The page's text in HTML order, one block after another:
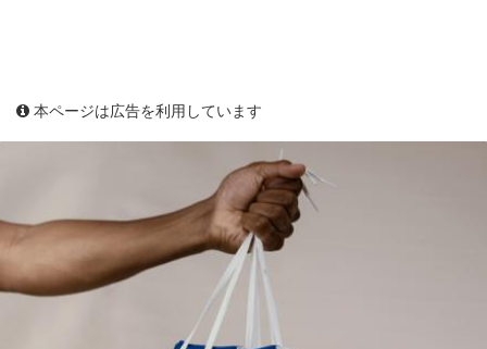
本ページは広告を利用しています